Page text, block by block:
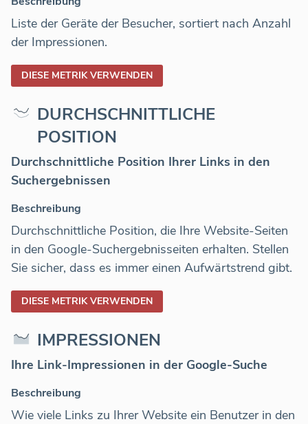
Liste der Geräte der Besucher, sortiert nach Anzahl
der Impressionen.
DIESE METRIK VERWENDEN
DURCHSCHNITTLICHE
POSITION
Durchschnittliche Position Ihrer Links in den
Suchergebnissen
Beschreibung
Durchschnittliche Position, die Ihre Website-Seiten
in den Google-Suchergebnisseiten erhalten. Stellen
Sie sicher, dass es immer einen Aufwärtstrend gibt.
DIESE METRIK VERWENDEN
IMPRESSIONEN
Ihre Link-Impressionen in der Google-Suche
Beschreibung
Wie viele Links zu Ihrer Website ein Benutzer in den